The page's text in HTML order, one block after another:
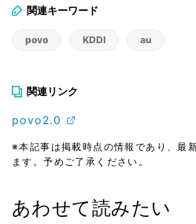
関連キーワード
povo KDDI au
関連リンク
povo2.0
※本記事は掲載時点の情報であり、最
ます。予めご了承ください。
あわせて読みたい